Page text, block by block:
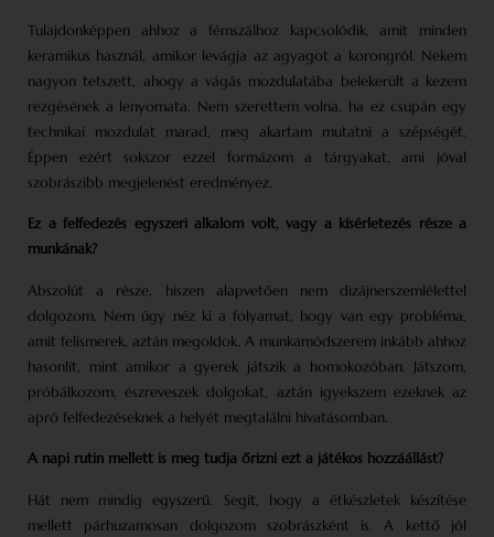
Tulajdonképpen ahhoz a fémszálhoz kapcsolódik, amit minden
keramikus használ, amikor levágja az agyagot a korongról. Nekem
nagyon tetszett, ahogy a vágás mozdulatába belekerült a kezem
rezgésének a lenyomata. Nem szerettem volna, ha ez csupán egy
technikai mozdulat marad, meg akartam mutatni a szépségét.
Éppen ezért sokszor ezzel formázom a tárgyakat, ami jóval
szobrászibb megjelenést eredményez.
Ez a felfedezés egyszeri alkalom volt, vagy a kísérletezés része a
munkának?
Abszolút a része, hiszen alapvetően nem dizájnerszemlélettel
dolgozom. Nem úgy néz ki a folyamat, hogy van egy probléma,
amit felismerek, aztán megoldok. A munkamódszerem inkább ahhoz
hasonlít, mint amikor a gyerek játszik a homokozóban. Játszom,
próbálkozom, észreveszek dolgokat, aztán igyekszem ezeknek az
apró felfedezéseknek a helyét megtalálni hivatásomban.
A napi rutin mellett is meg tudja őrizni ezt a játékos hozzáállást?
Hát nem mindig egyszerű. Segít, hogy a étkészletek készítése
mellett párhuzamosan dolgozom szobrászként is. A kettő jól